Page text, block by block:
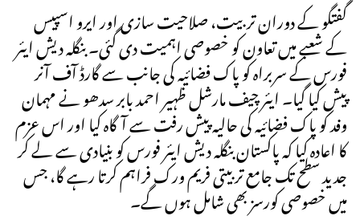
گفتگو کے دوران تربیت، صلاحیت سازی اور ایرو اسپیس
کے شعبے میں تعاون کو خصوصی اہمیت دی گئی۔ بنگلہ دیش ایئر
فورس کے سربراہ کو پاک فضائیہ کی جانب سے گارڈ آف آنر
پیش کیا گیا۔ ایئر چیف مارشل ظہیر احمد بابر سدھو نے مہمان
وفد کو پاک فضائیہ کی حالیہ پیش رفت سے آگاہ کیا اور اس عزم
کا اعادہ کیا کہ پاکستان بنگلہ دیش ایئر فورس کو بنیادی سے لے کر
جدید سطح تک جامع تربیتی فریم ورک فراہم کرتا رہے گا، جس
میں خصوصی کورسز بھی شامل ہوں گے۔